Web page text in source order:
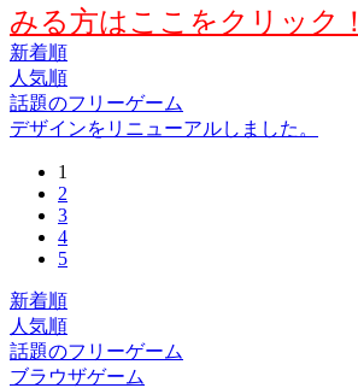
みる方はここをクリック！
新着順
人気順
話題のフリーゲーム
デザインをリニューアルしました。
1
2
3
4
5
新着順
人気順
話題のフリーゲーム
ブラウザゲーム